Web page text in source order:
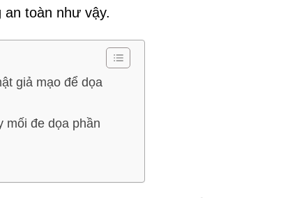
toàn như vậy.
giả mạo để dọa
mối đe dọa phần